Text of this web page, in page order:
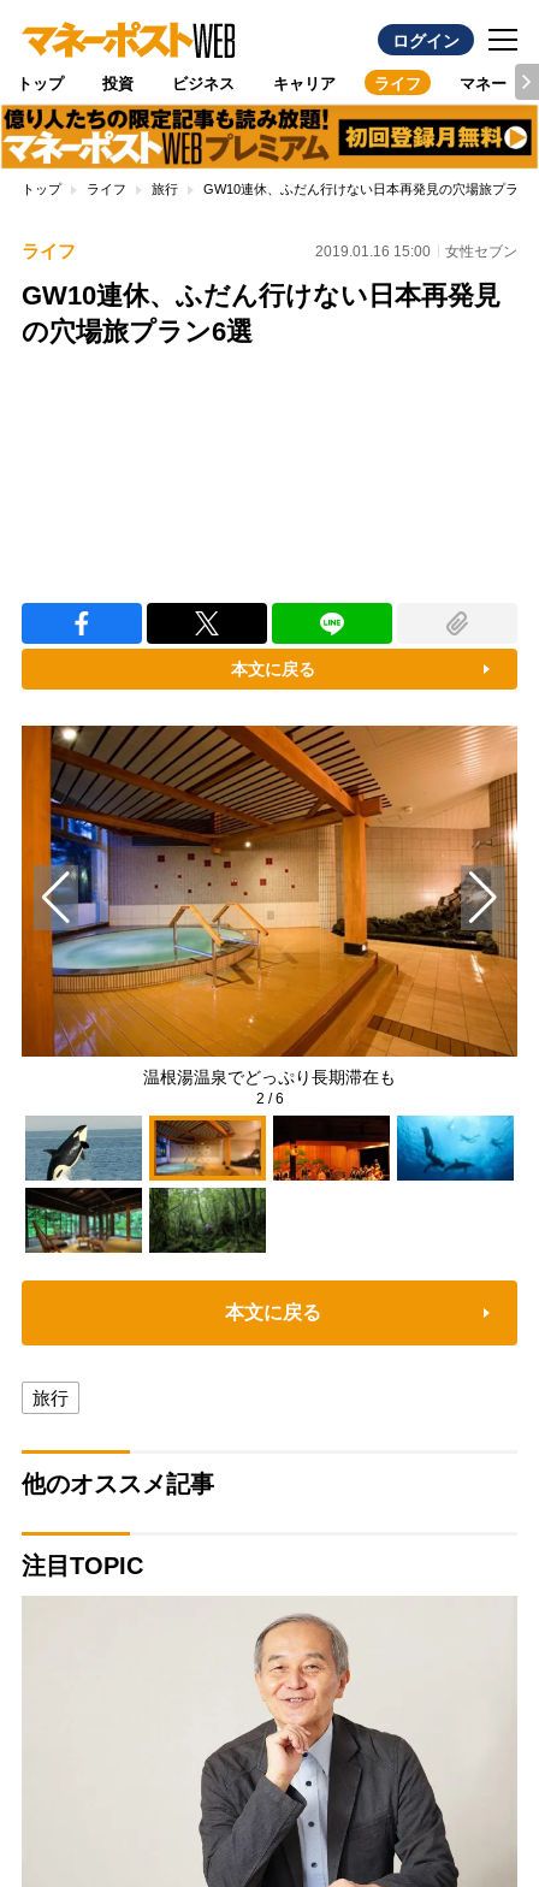
ログイン
トップ 投資 ビジネス キャリア ライフ マネー
トップ ライフ 旅行 GW10連休、ふだん行けない日本再発見の穴場旅プラン
ライフ 2019.01.16 15:00 女性セブン
GW10連休、ふだん行けない日本再発見
の穴場旅プラン6選
本文に戻る
温根湯温泉でどっぷり長期滞在も
2 /6
本文に戻る
旅行
他のオススメ記事
注目TOPIC